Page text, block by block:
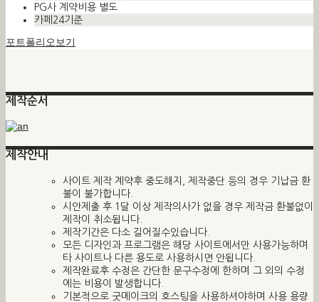
PG사 계약비용 별도
카페24기준
포트폴리오보기
제작순서
제작안내
사이트 제작 계약후 중도해지, 제작중단 등의 경우 기납금 환
불이 불가합니다.
시안제출 후 1달 이상 제작의사가 없을 경우 제작금 환불없이
제작이 취소됩니다.
제작기간은 다소 길어질수있습니다.
모든 디자인과 프로그램은 해당 사이트에서만 사용가능하며
타 사이트나 다른 용도로 사용하시면 안됩니다.
제작완료후 수정은 간단한 문구수정에 한하며 그 외의 수정
에는 비용이 발생합니다.
기본적으로 굿메이크의 호스팅을 사용하셔야하며 사용 용량